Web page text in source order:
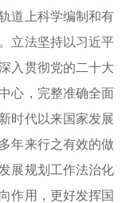
道上科学编制和有
立法坚持以习近平
入贯彻党的二十大
心，完整准确全面
时代以来国家发展
年来行之有效的做
展规划工作法治化
作用，更好发挥国